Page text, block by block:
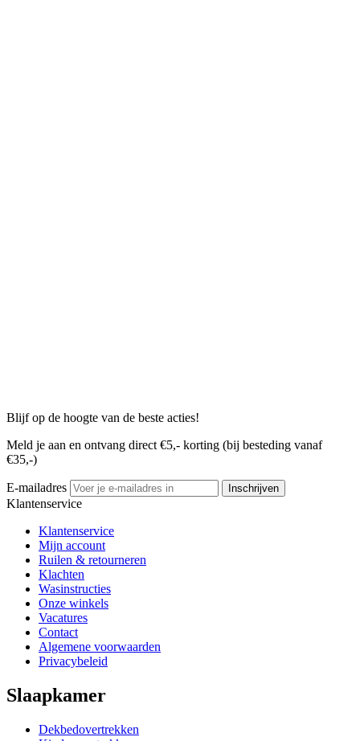
Blijf op de hoogte van de beste acties!
Meld je aan en ontvang direct €5,- korting (bij besteding vanaf
€35,-)
E-mailadres Inschrijven
Klantenservice
Klantenservice
Mijn account
Ruilen & retourneren
Klachten
Wasinstructies
Onze winkels
Vacatures
Contact
Algemene voorwaarden
Privacybeleid
Slaapkamer
Dekbedovertrekken